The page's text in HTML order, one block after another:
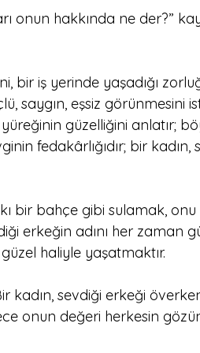
onun hakkında ne der?”
bir iş yerinde yaşadığı
saygın, eşsiz görünmesini
güzelliğini anlatır;
fedakârlığıdır; bir kadın,
bir bahçe gibi sulamak,
erkeğin adını her zaman
haliyle yaşatmaktır.
kadın, sevdiği erkeği
onun değeri herkesin